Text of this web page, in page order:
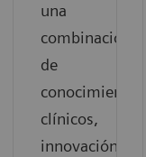
una
combinación
de
conocimientos
clínicos,
innovación